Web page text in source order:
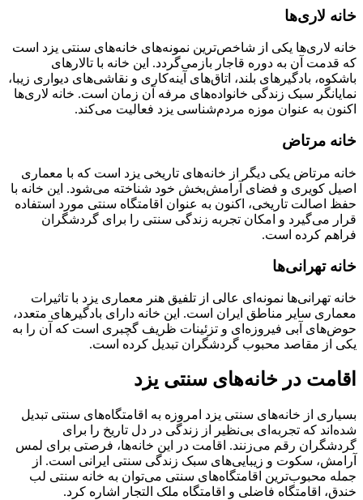
خانه لاری‌ها
خانه لاری‌ها یکی از شاخص‌ترین نمونه‌های خانه‌های سنتی یزد است
که قدمت آن به دوره قاجار بازمی‌گردد. این خانه با تالارهای
باشکوه، بادگیرهای بلند، اتاق‌های آینه‌کاری و نقاشی‌های دیواری زیبا،
نمایانگر سبک زندگی خانواده‌های مرفه آن زمان است. خانه لاری‌ها
اکنون به عنوان موزه مردم‌شناسی یزد فعالیت می‌کند.
خانه مرتاض
خانه مرتاض یکی دیگر از خانه‌های تاریخی یزد است که با معماری
اصیل کویری و فضای آرامش‌بخش خود شناخته می‌شود. این خانه با
حفظ اصالت تاریخی، اکنون به عنوان اقامتگاه سنتی مورد استفاده
قرار می‌گیرد و امکان تجربه زندگی سنتی را برای گردشگران
فراهم کرده است.
خانه تهرانی‌ها
خانه تهرانی‌ها نمونه‌ای عالی از تلفیق هنر معماری یزد با تاثیرات
معماری سایر مناطق ایران است. این خانه دارای بادگیرهای متعدد،
حوض‌های آبی فیروزه‌ای و تزئینات ظریف گچبری است که آن را به
یکی از مقاصد محبوب گردشگران تبدیل کرده است.
اقامت در خانه‌های سنتی یزد
بسیاری از خانه‌های سنتی یزد امروزه به اقامتگاه‌های سنتی تبدیل
شده‌اند که تجربه‌ای بی‌نظیر از زندگی در دل تاریخ را برای
گردشگران رقم می‌زنند. اقامت در این خانه‌ها، فرصتی برای لمس
آرامش، سکوت و زیبایی‌های سبک زندگی سنتی ایرانی است. از
جمله محبوب‌ترین اقامتگاه‌های سنتی می‌توان به خانه سنتی لب
خندق، اقامتگاه فاضلی و اقامتگاه ملک التجار اشاره کرد.